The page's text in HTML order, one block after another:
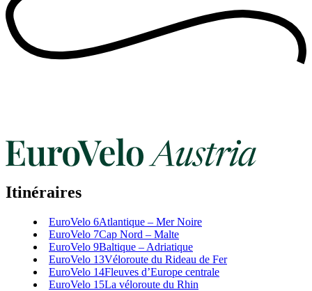
Itinéraires
EuroVelo 6Atlantique – Mer Noire
EuroVelo 7Cap Nord – Malte
EuroVelo 9Baltique – Adriatique
EuroVelo 13Véloroute du Rideau de Fer
EuroVelo 14Fleuves d’Europe centrale
EuroVelo 15La véloroute du Rhin